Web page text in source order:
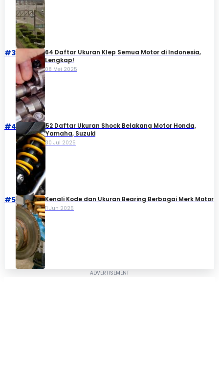
#3
64 Daftar Ukuran Klep Semua Motor di Indonesia,
Lengkap!
08 Mei 2025
#4
52 Daftar Ukuran Shock Belakang Motor Honda,
Yamaha, Suzuki​
30 Jul 2025
#5 Kenali Kode dan Ukuran Bearing Berbagai Merk Motor
11 Jun 2025